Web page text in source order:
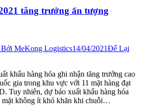
tăng trưởng ấn tượng
MeKong Logistics14/04/2021Để Lại
khẩu hàng hóa ghi nhận tăng trưởng cao
gia trong khu vực với 11 mặt hàng đạt
Tuy nhiên, dự báo xuất khẩu hàng hóa
mặt không ít khó khăn khi chuỗi…